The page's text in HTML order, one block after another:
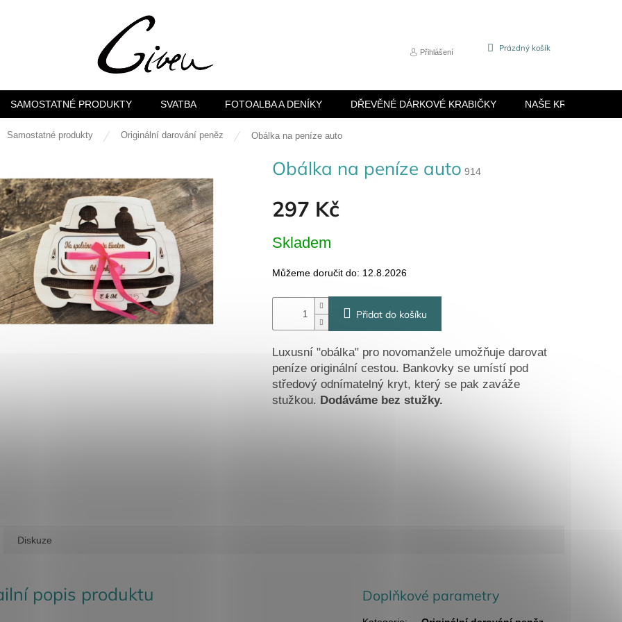
Přihlášení
NÁKUPNÍ
Prázdný košík
SAMOSTATNÉ PRODUKTY SVATBA FOTOALBA A DENÍKY DŘEVĚNÉ DÁRKOVÉ KRABIČKY NAŠE KRABIČKY
Samostatné produkty Originální darování peněz Obálka na peníze auto
Obálka na peníze auto 914
297 Kč
cena:
Skladem
Můžeme doručit do: 12.8.2026
Přidat do košíku
Luxusní "obálka" pro novomanžele umožňuje darovat
peníze originální cestou. Bankovky se umístí pod
středový odnímatelný kryt, který se pak zaváže
stužkou. Dodáváme bez stužky.
Diskuze
popis produktu Doplňkové parametry